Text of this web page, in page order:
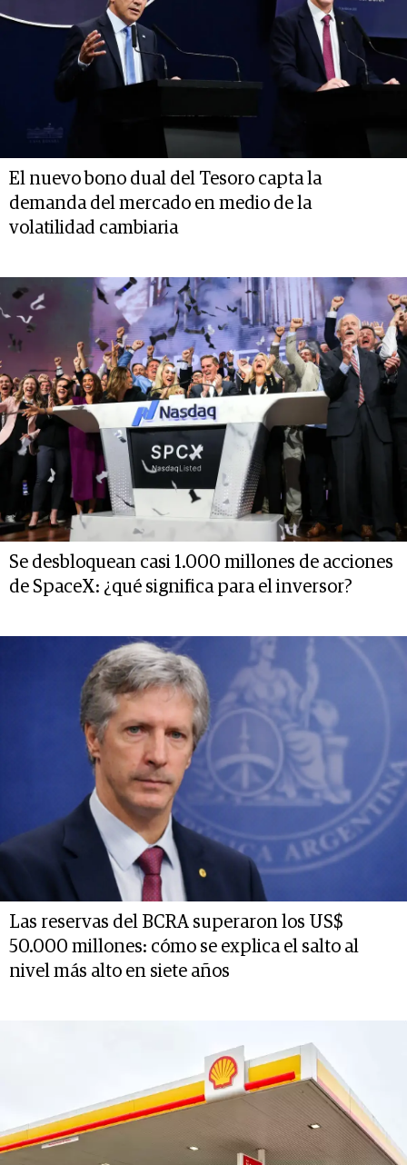
El nuevo bono dual del Tesoro capta la
demanda del mercado en medio de la
volatilidad cambiaria
Se desbloquean casi 1.000 millones de acciones
de SpaceX: ¿qué significa para el inversor?
Las reservas del BCRA superaron los US$
50.000 millones: cómo se explica el salto al
nivel más alto en siete años